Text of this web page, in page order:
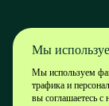
Мы
Мы используем
трафика и
вы соглашаетесь с